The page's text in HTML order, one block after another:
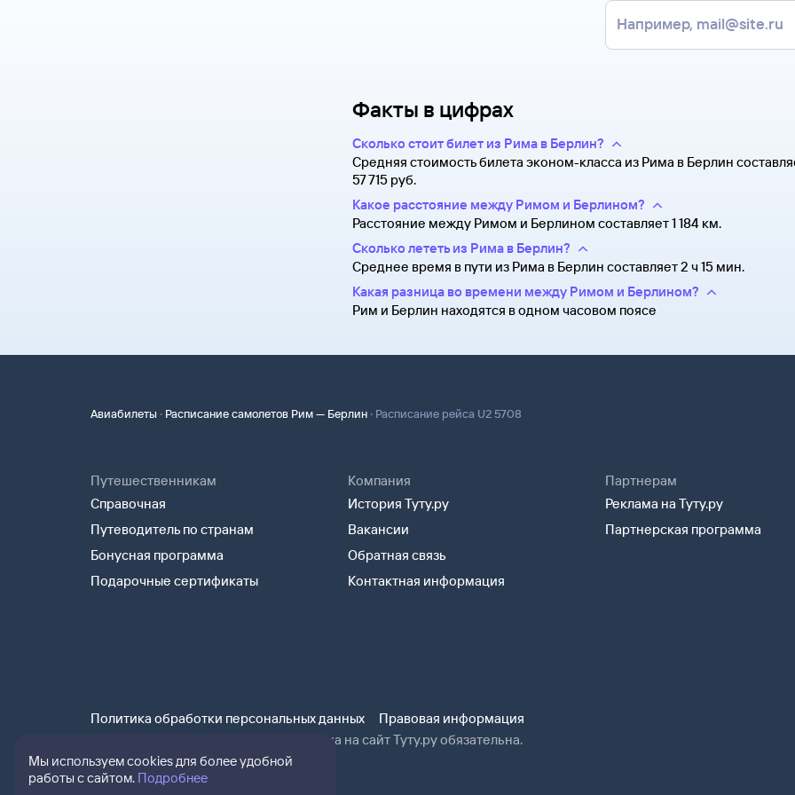
Туту.ру высылает маршрутную квитанцию по электронной почте. Советуем
распечатать ее и взять с собой в аэропорт. Она может пригодиться
на паспортном контроле за границей, хотя для посадки в самолет вам
В письме, которое вы получите после заказа, будут контакты агентства-
партнера, через которое оформлен билет. Вы можете связаться с ним
Факты в цифрах
Сколько стоит билет из Рима в Берлин?
Средняя стоимость билета эконом-класса из Рима в Берлин
57 ⁠715 руб.
Какое расстояние между Римом и Берлином?
Расстояние между Римом и Берлином составляет 1 184 км.
Сколько лететь из Рима в Берлин?
Среднее время в пути из Рима в Берлин составляет 2 ч 15 мин.
Какая разница во времени между Римом и Берлином?
Рим и Берлин находятся в одном часовом поясе
Авиабилеты · Расписание самолетов Рим — Берлин · Расписание рейса U2 5708
Путешественникам
Справочная
Путеводитель по странам
Бонусная программа
Подарочные сертификаты
Компания
История Туту.ру
Вакансии
Обратная связь
Контактная информация
Партнерам
Реклама на Туту.ру
Партнерская программа
Политика обработки персональных данных
Правовая информация
При использовании материалов ссылка на сайт Туту.ру обязательна.
Мы используем cookies для более удобной
работы с сайтом. Подробнее